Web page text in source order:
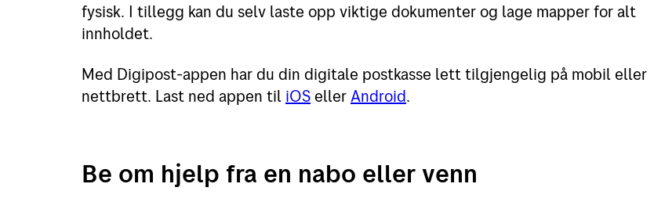
fysisk. I tillegg kan du selv laste opp viktige dokumenter og lage mapper for alt
innholdet.
Med Digipost-appen har du din digitale postkasse lett tilgjengelig på mobil eller
nettbrett. Last ned appen til iOS eller Android.
Be om hjelp fra en nabo eller venn